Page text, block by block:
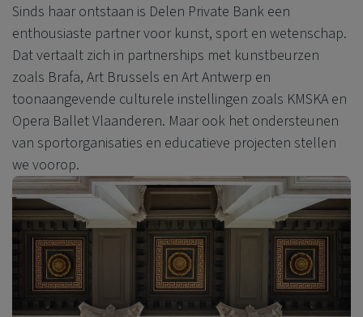
Sinds haar ontstaan is Delen Private Bank een
enthousiaste partner voor kunst, sport en wetenschap.
Dat vertaalt zich in partnerships met kunstbeurzen
zoals Brafa, Art Brussels en Art Antwerp en
toonaangevende culturele instellingen zoals KMSKA en
Opera Ballet Vlaanderen. Maar ook het ondersteunen
van sportorganisaties en educatieve projecten stellen
we voorop.